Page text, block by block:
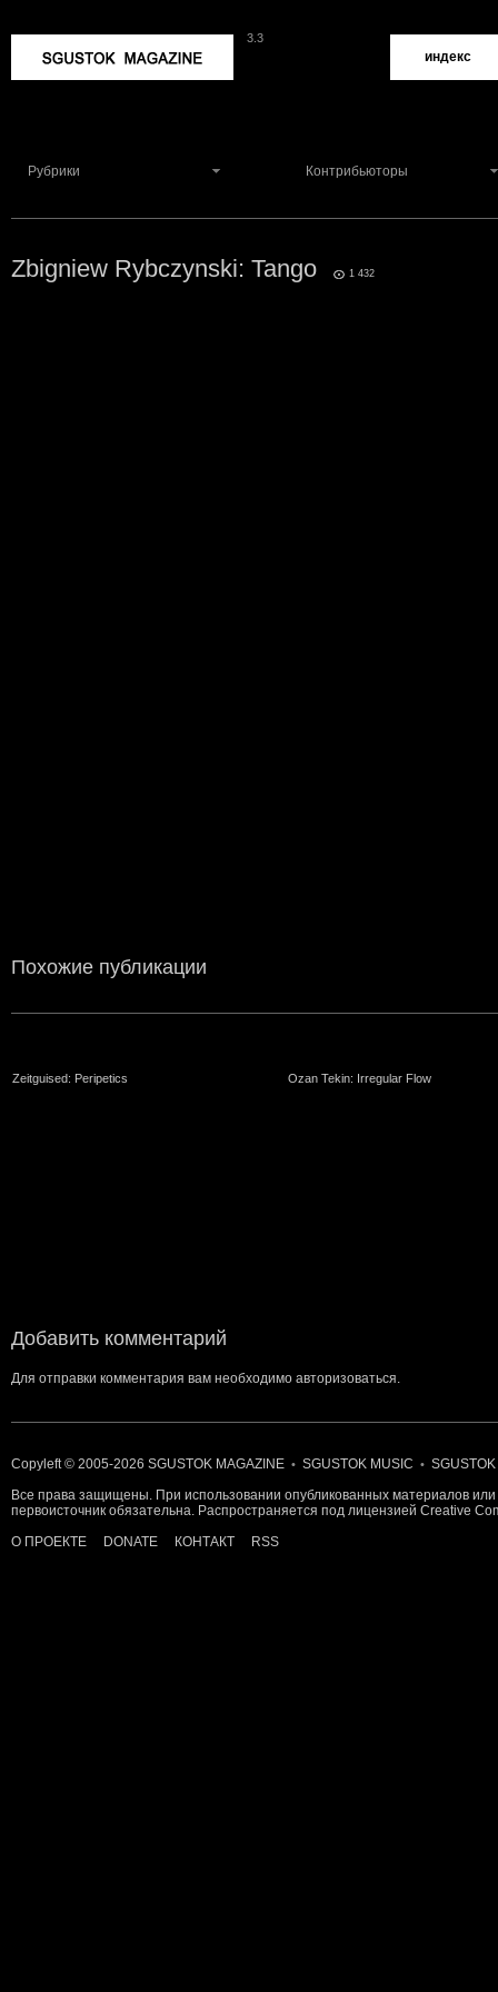
3.3
индекс
Рубрики Контрибьюторы
Zbigniew Rybczynski: Tango 1 432
Похожие публикации
Zeitguised: Peripetics Ozan Tekin: Irregular Flow
Добавить комментарий
Для отправки комментария вам необходимо авторизоваться.
Copyleft © 2005-2026 SGUSTOK MAGAZINE • SGUSTOK MUSIC •
Все права защищены. При использовании опубликованных материалов
первоисточник обязательна. Распространяется под лицензией Creative
О ПРОЕКТЕ
DONATE КОНТАКТ RSS